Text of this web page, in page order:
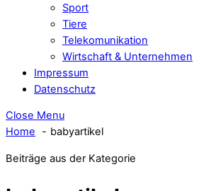
Sport
Tiere
Telekomunikation
Wirtschaft & Unternehmen
Impressum
Datenschutz
Close Menu
Home
babyartikel
Beiträge aus der Kategorie